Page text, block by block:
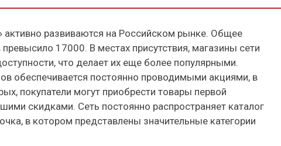
активно развиваются на Российском рынке. Общее
17000. В местах присутствия, магазины сети
что делает их еще более популярными.
обеспечивается постоянно проводимыми акциями, в
покупатели могут приобрести товары первой
скидками. Сеть постоянно распространяет каталог
в котором представлены значительные категории